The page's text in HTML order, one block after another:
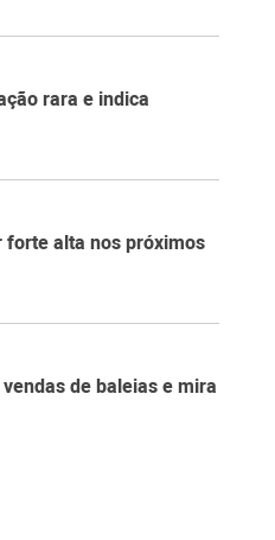
rara e indica
forte alta nos próximos
de baleias e mira